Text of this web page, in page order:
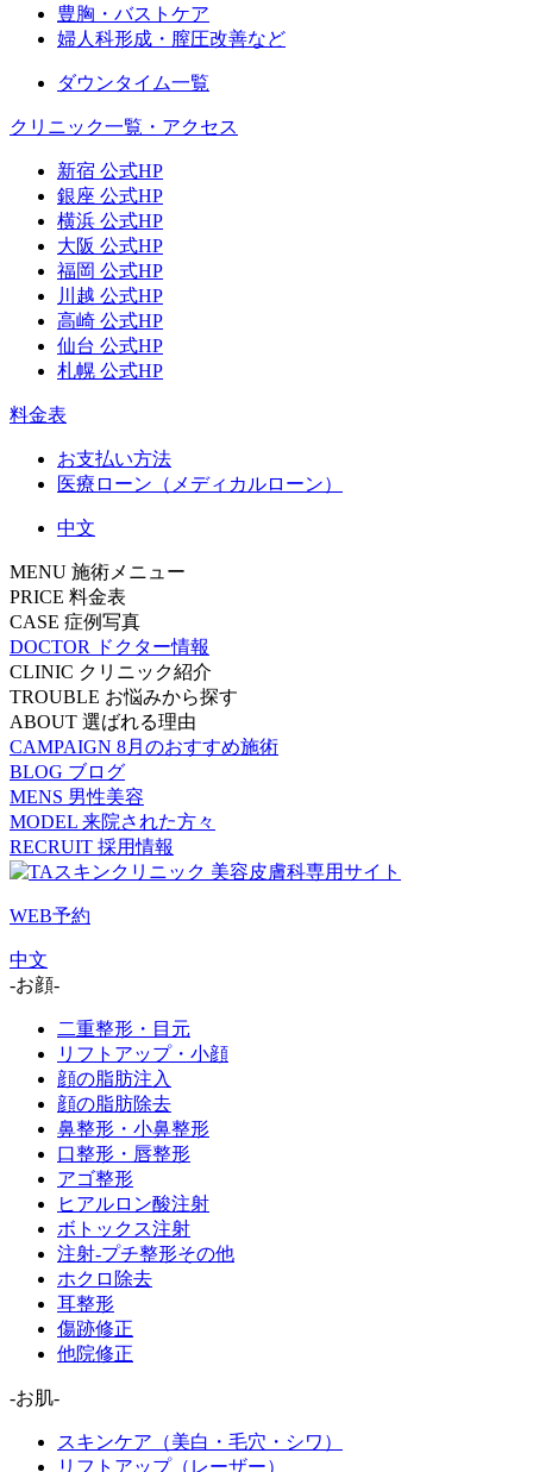
豊胸・バストケア
婦人科形成・膣圧改善など
ダウンタイム一覧
クリニック一覧・アクセス
新宿 公式HP
銀座 公式HP
横浜 公式HP
大阪 公式HP
福岡 公式HP
川越 公式HP
高崎 公式HP
仙台 公式HP
札幌 公式HP
料金表
お支払い方法
医療ローン（メディカルローン）
中文
MENU 施術メニュー
PRICE 料金表
CASE 症例写真
DOCTOR
ドクター情報
CLINIC クリニック紹介
TROUBLE お悩みから探す
ABOUT 選ばれる理由
CAMPAIGN 8月のおすすめ施術
BLOG ブログ
MENS 男性美容
MODEL 来院された方々
RECRUIT 採用情報
WEB予約
中文
-お顔-
二重整形・目元
リフトアップ・小顔
顔の脂肪注入
顔の脂肪除去
鼻整形・小鼻整形
口整形・唇整形
アゴ整形
ヒアルロン酸注射
ボトックス注射
注射-プチ整形その他
ホクロ除去
耳整形
傷跡修正
他院修正
-お肌-
スキンケア（美白・毛穴・シワ）
リフトアップ（レーザー）